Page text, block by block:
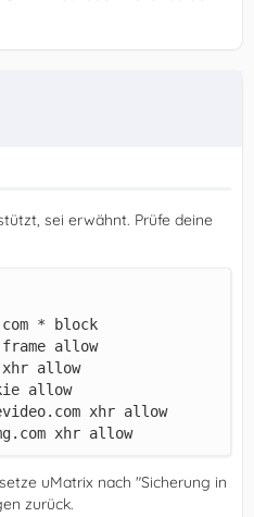
sei erwähnt. Prüfe deine
xhr allow
uMatrix nach "Sicherung in
zurück.